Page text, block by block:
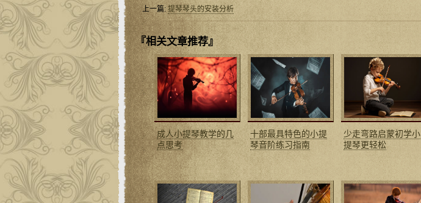
上一篇:提琴琴头的安装分析
『相关文章推荐』
成人小提琴教学的几
点思考
十部最具特色的小提
琴音阶练习指南
少走弯路启蒙初学小
提琴更轻松